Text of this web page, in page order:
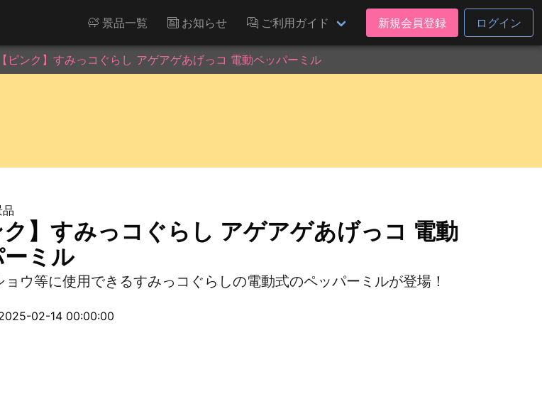
景品一覧 お知らせ ご利用ガイド 新規会員登録 ログイン
【ピンク】すみっコぐらし アゲアゲあげっコ 電動ペッパーミル
ク】すみっコぐらし アゲアゲあげっコ 電動
ミル
ョウ等に使用できるすみっコぐらしの電動式のペッパーミルが登場！
02-14 00:00:00